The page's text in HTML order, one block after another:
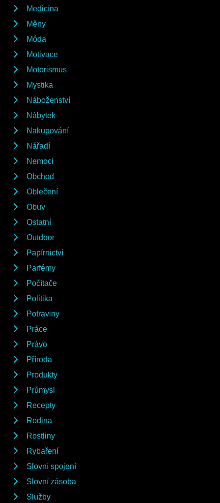
Medicína
Měny
Móda
Motivace
Motorismus
Mystika
Náboženství
Nábytek
Nakupování
Nářadí
Nemoci
Obchod
Oblečení
Obuv
Ostatní
Outdoor
Papírnictví
Parfémy
Počítače
Politika
Potraviny
Práce
Právo
Příroda
Produkty
Průmysl
Recepty
Rodina
Rostliny
Rybaření
Slovní spojení
Slovní zásoba
Služby